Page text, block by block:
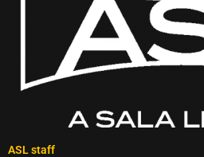
ASL staff